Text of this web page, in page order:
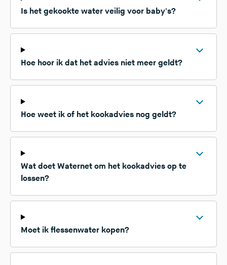
Is het gekookte water veilig voor baby's?
Hoe hoor ik dat het advies niet meer geldt?
Hoe weet ik of het kookadvies nog geldt?
Wat doet Waternet om het kookadvies op te
lossen?
Moet ik flessenwater kopen?